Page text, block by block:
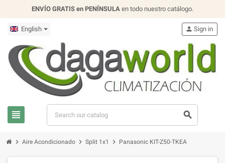
ENVÍO GRATIS en PENÍNSULA en todo nuestro catálogo.
English
view_headline search
person Sign in
chevron_right Aire Acondicionado chevron_right Split 1x1 chevron_right Panasonic KIT-Z50-TKEA